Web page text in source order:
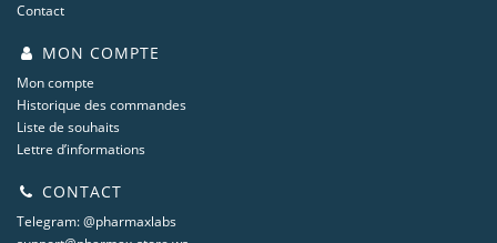
Contact
MON COMPTE
Mon compte
Historique des commandes
Liste de souhaits
Lettre d’informations
CONTACT
Telegram: @pharmaxlabs